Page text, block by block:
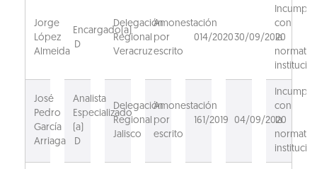
Jorge
López
Almeida
Encargado(a)
D
Delegación
Regional
Veracruz
Amonestación
por
escrito
014/2020 30/09/2020
con
la
José
Pedro
García
Arriaga
Analista
Especializado
(a)
D
Delegación
Regional
Jalisco
Amonestación
por
escrito
161/2019 04/09/2020
con
la